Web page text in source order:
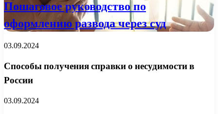
Пошаговое руководство по
оформлению развода через суд
03.09.2024
Способы получения справки о несудимости в
России
03.09.2024